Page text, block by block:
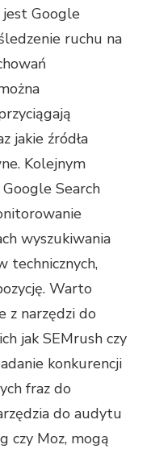
jest Google
ruchu na
jakie źródła
Kolejnym
Search
wyszukiwania
technicznych,
Warto
z narzędzi do
jak SEMrush czy
konkurencji
fraz do
do audytu
czy Moz, mogą